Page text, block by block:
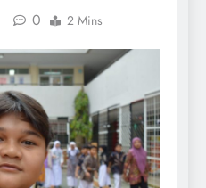
0 2 Mins